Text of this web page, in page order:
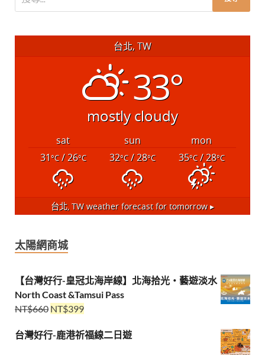
台北, TW
33°
mostly cloudy
sat sun
mon
31°C/ 26°C 32°C/ 28°C 35°C/ 28°C
台北, TWweather forecast for tomorrow ▸
太陽網商城
【台灣好行-皇冠北海岸線】北海拾光・藝遊淡水
North Coast &Tamsui Pass
NT$660 NT$399
台灣好行-鹿港祈福線二日遊